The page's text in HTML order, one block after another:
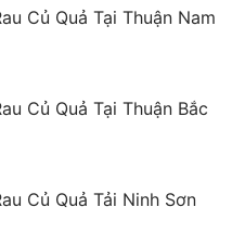
Củ Quả Tại Thuận Nam
Củ Quả Tại Thuận Bắc
Củ Quả Tải Ninh Sơn